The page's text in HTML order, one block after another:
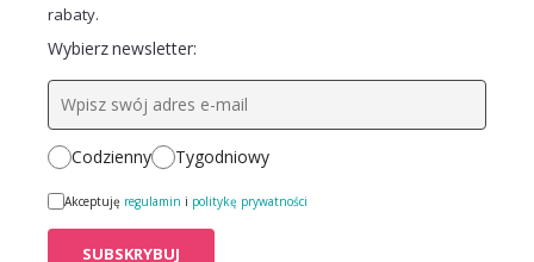
rabaty.
Wybierz newsletter:
Codzienny Tygodniowy
Akceptuję regulamin i politykę prywatności